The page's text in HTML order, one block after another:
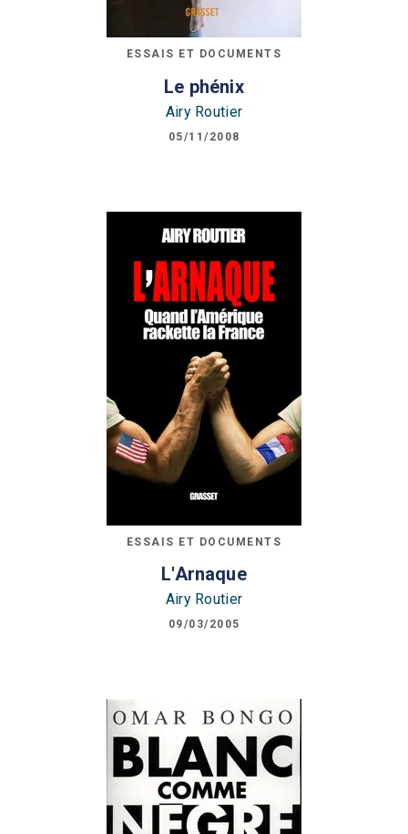
ESSAIS ET DOCUMENTS
Le phénix
Airy Routier
05/11/2008
ESSAIS ET DOCUMENTS
L'Arnaque
Airy Routier
09/03/2005